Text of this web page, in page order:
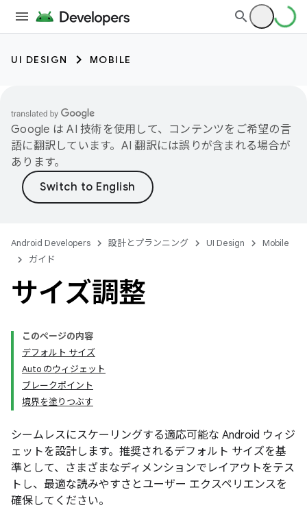
UI DESIGN MOBILE
Google は AI 技術を使用して、コンテンツをご希望の言
語に翻訳しています。AI 翻訳には誤りが含まれる場合が
あります。
Android Developers 設計とプランニング UI Design
Mobile
ガイド
サイズ調整
このページの内容
デフォルト サイズ
Auto のウィジェット
ブレークポイント
境界を塗りつぶす
シームレスにスケーリングする適応可能な Android ウィジ
ェットを設計します。推奨されるデフォルト サイズを基
準として、さまざまなディメンションでレイアウトをテス
トし、最適な読みやすさとユーザー エクスペリエンスを
確保してください。